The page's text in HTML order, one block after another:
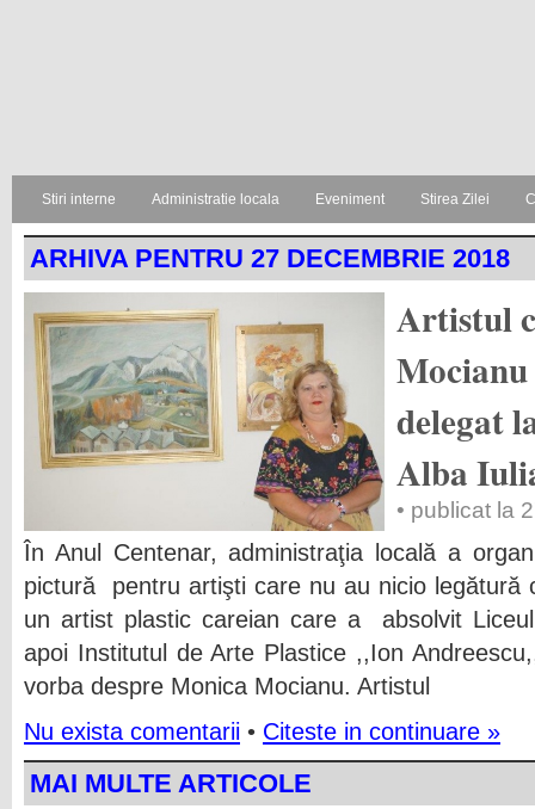
Stiri interne Administratie locala Eveniment Stirea Zilei
ARHIVA PENTRU 27 DECEMBRIE 2018
Artistul
Mocianu
delegat
Alba
• publicat la
În Anul Centenar, administraţia locală a
pictură pentru artişti care nu au nicio legătură
un artist plastic careian care a absolvit
apoi Institutul de Arte Plastice ,,Ion
vorba despre Monica Mocianu. Artistul
Nu exista comentarii • Citeste in continuare »
MAI MULTE ARTICOLE